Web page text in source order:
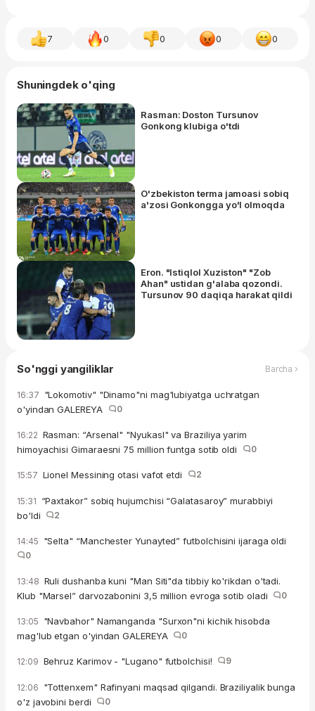
7 0 0 0 0
Shuningdek o'qing
Rasman: Doston Tursunov
Gonkong klubiga o'tdi
O'zbekiston terma jamoasi sobiq
a'zosi Gonkongga yo'l olmoqda
Eron. "Istiqlol Xuziston" "Zob
Ahan" ustidan g'alaba qozondi.
Tursunov 90 daqiqa harakat qildi
So'nggi yangiliklar Barcha ›
16:37 "Lokomotiv" "Dinamo"ni mag'lubiyatga uchratgan
o'yindan GALEREYA
0
16:22 Rasman: “Arsenal" "Nyukasl" va Braziliya yarim
himoyachisi Gimaraesni 75 million funtga sotib oldi
0
15:57 Lionel Messining otasi vafot etdi 2
15:31 “Paxtakor” sobiq hujumchisi “Galatasaroy” murabbiyi
bo'ldi
2
14:45 "Selta" “Manchester Yunayted” futbolchisini ijaraga oldi
0
13:48 Ruli dushanba kuni "Man Siti"da tibbiy ko'rikdan o'tadi.
Klub "Marsel” darvozabonini 3,5 million evroga sotib oladi
0
13:05 "Navbahor" Namanganda "Surxon"ni kichik hisobda
mag'lub etgan o'yindan GALEREYA
0
12:09 Behruz Karimov - "Lugano" futbolchisi! 9
12:06 "Tottenxem" Rafinyani maqsad qilgandi. Braziliyalik bunga
o'z javobini berdi
0